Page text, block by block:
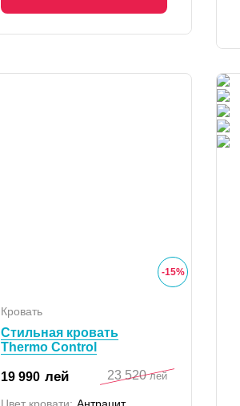
-15%
Кровать
Стильная кровать
Thermo Control
19 990 лей 23 520 лей
Цвет кровати: Антрацит